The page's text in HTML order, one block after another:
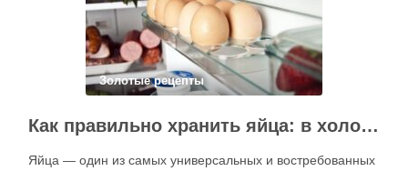
Золотые рецепты
Как правильно хранить яйца: в холодильнике или на полке?
Яйца — один из самых универсальных и востребованных